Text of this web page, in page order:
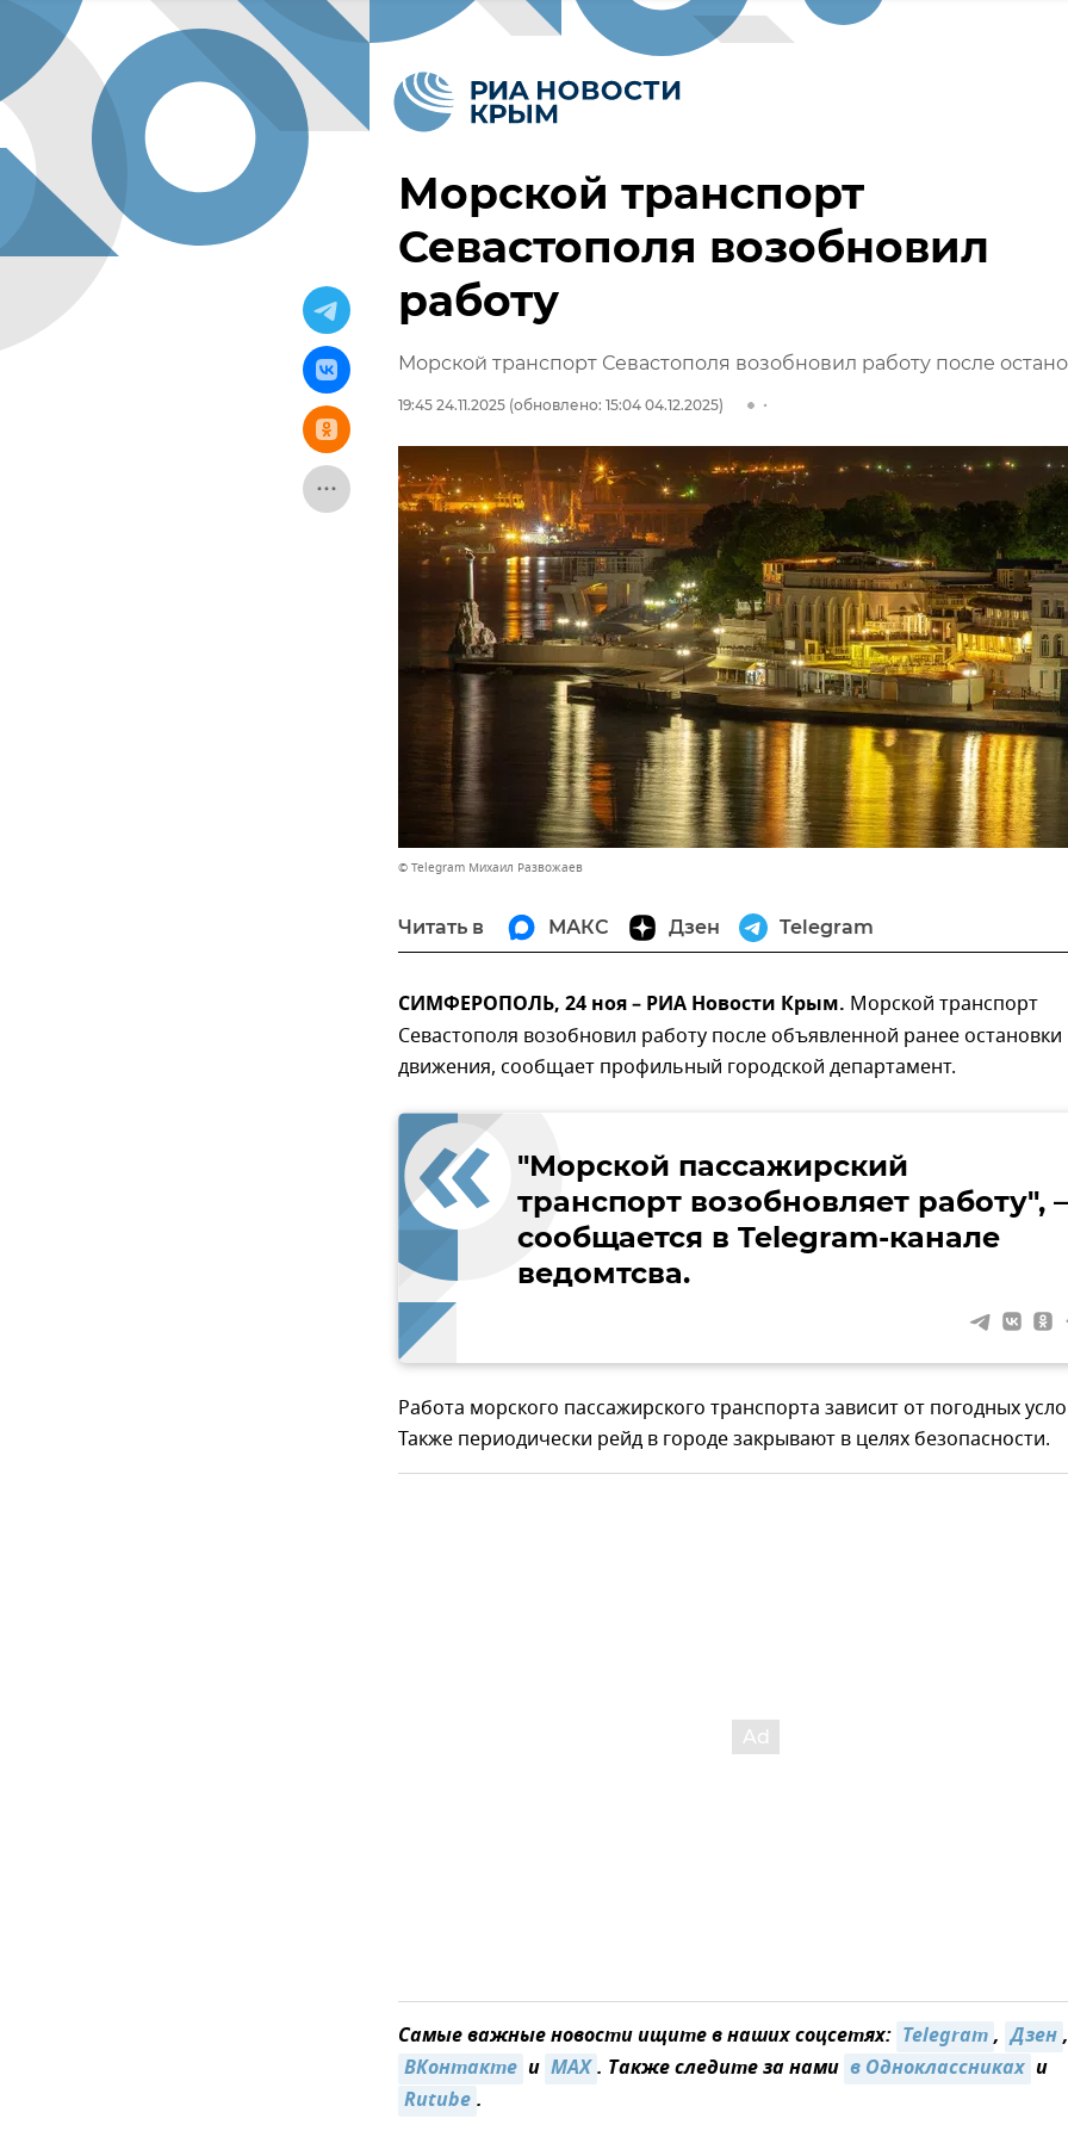
Морской транспорт
Севастополя возобновил
работу
Морской транспорт Севастополя возобновил работу после
19:45 24.11.2025 (обновлено: 15:04 04.12.2025)
© Telegram Михаил Развожаев
Читать в МАКС Дзен Telegram
СИМФЕРОПОЛЬ, 24 ноя – РИА Новости Крым. Морской транспорт
Севастополя возобновил работу после объявленной ранее остановки
движения, сообщает профильный городской департамент.
"Морской пассажирский
транспорт возобновляет работу", –
сообщается в Telegram-канале
ведомтсва.
Работа морского пассажирского транспорта зависит от погодных
Также периодически рейд в городе закрывают в целях безопасности.
Самые важные новости ищите в наших соцсетях: Telegram, Дзен,
ВКонтакте и MAX. Также следите за нами в Одноклассниках и
Rutube.